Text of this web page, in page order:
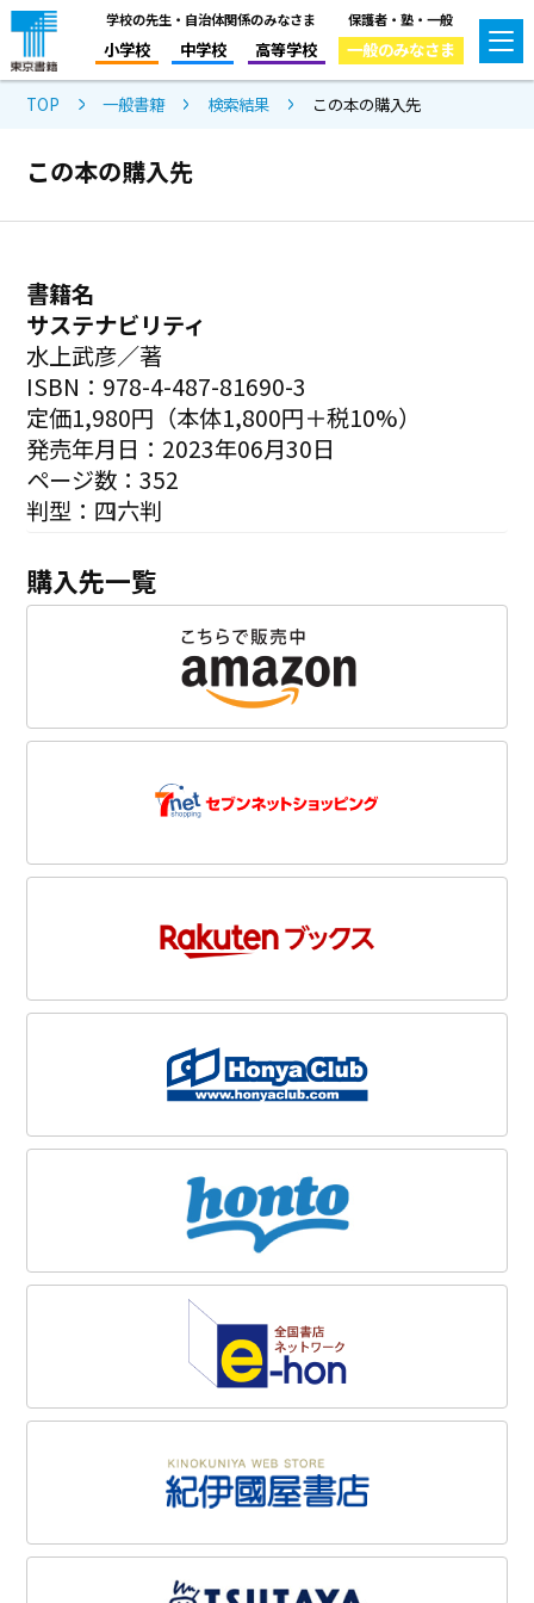
学校の先生・自治体関係のみなさま
小学校 中学校 高等学校
保護者・塾・一般
一般のみなさま
TOP 一般書籍 検索結果 この本の購入先
この本の購入先
書籍名
サステナビリティ
水上武彦／著
ISBN：978-4-487-81690-3
定価1,980円（本体1,800円＋税10%）
発売年月日：2023年06月30日
ページ数：352
判型：四六判
購入先一覧